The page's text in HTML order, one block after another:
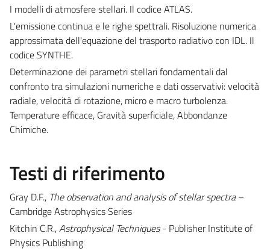
I modelli di atmosfere stellari. Il codice ATLAS.
L'emissione continua e le righe spettrali. Risoluzione numerica
approssimata dell'equazione del trasporto radiativo con IDL. Il
codice SYNTHE.
Determinazione dei parametri stellari fondamentali dal
confronto tra simulazioni numeriche e dati osservativi: velocità
radiale, velocità di rotazione, micro e macro turbolenza.
Temperature efficace, Gravità superficiale, Abbondanze
Chimiche.
Testi di riferimento
Gray D.F., The observation and analysis of stellar spectra–
Cambridge Astrophysics Series
Kitchin C.R.,Astrophysical Techniques- Publisher Institute of
Physics Publishing